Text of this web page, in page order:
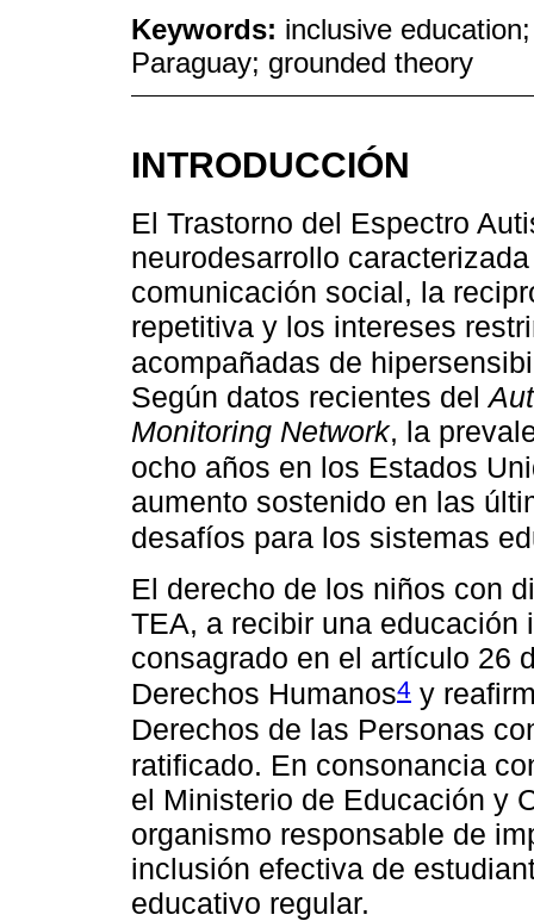
Keywords: inclusive
Paraguay; grounded theory
INTRODUCCIÓN
El Trastorno del Espectro
neurodesarrollo
comunicación social, la
repetitiva y los intereses
acompañadas de
Según datos recientes del
Monitoring Network, la
ocho años en los Estados
aumento sostenido en las
desafíos para los sistemas
El derecho de los niños con
TEA, a recibir una
consagrado en el artículo 26
Derechos Humanos4 y
Derechos de las Personas
ratificado. En consonancia
el Ministerio de Educación y
organismo responsable de
inclusión efectiva de
educativo regular.